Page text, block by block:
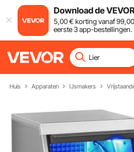
Download de
5,00€ korting vanaf99,00
eerste 3 app-bestellingen.
Huis Apparaten IJsmakers